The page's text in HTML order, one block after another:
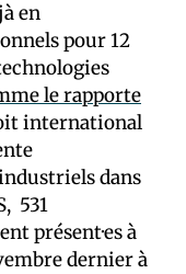
en
pour 12
le rapporte
international
dans
531
présent·es à
dernier à